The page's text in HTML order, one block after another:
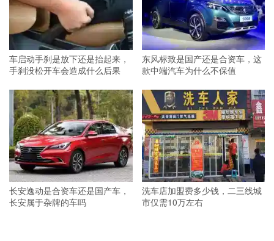
车启动手刹是放下还是抬起来，
手刹没松开车会造成什么后果
东风标致是国产还是合资车，这
款中端汽车为什么不保值
长安逸动是合资车还是国产车，
长安属于杂牌的车吗
洗车店加盟费多少钱，二三线城
市仅需10万左右